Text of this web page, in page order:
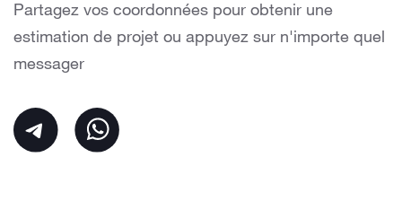
Partagez vos coordonnées pour obtenir une
estimation de projet ou appuyez sur n'importe quel
messager